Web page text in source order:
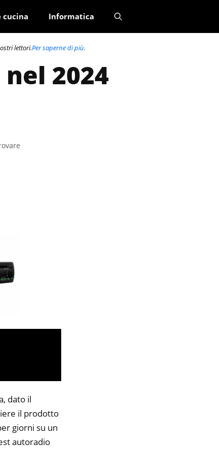
cucina Informatica
lettori.Per saperne di più.
2024
dato il
il prodotto
giorni su un
autoradio